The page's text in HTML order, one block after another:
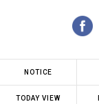
NOTICE
TODAY VIEW